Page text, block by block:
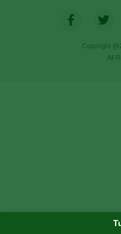
Copyright
All